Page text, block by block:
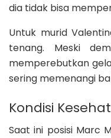
dia tidak bisa
Untuk murid
tenang. Meski
memperebutkan
sering memenangi
Kondisi
Saat ini posisi Marc